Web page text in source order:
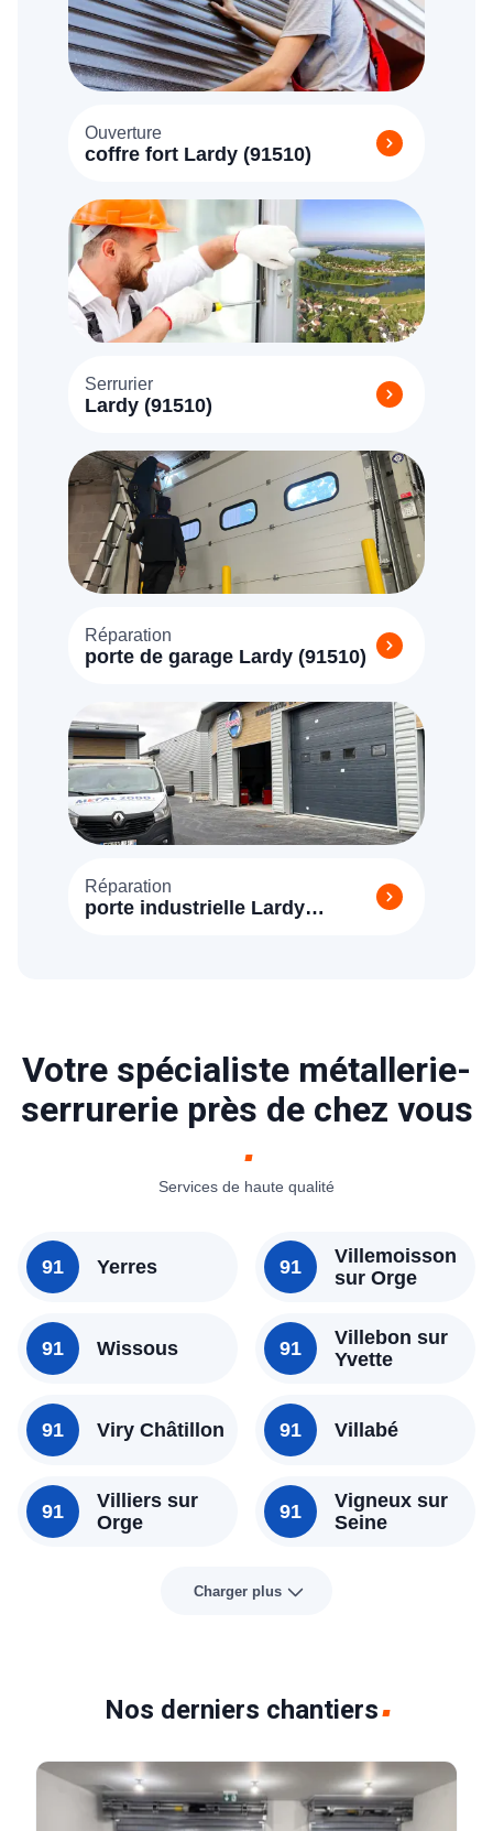
Ouverture
coffre fort Lardy (91510)
Serrurier
Lardy (91510)
Réparation
porte de garage Lardy (91510)
Réparation
porte industrielle Lardy
Votre spécialiste métallerie-
serrurerie près de chez vous
Services de haute qualité
91 Yerres
91 Wissous
91 Viry Châtillon
91
Villiers sur
Orge
91
Villemoisson
sur Orge
91
Villebon sur
Yvette
91 Villabé
91
Vigneux sur
Seine
Charger plus
Nos derniers chantiers